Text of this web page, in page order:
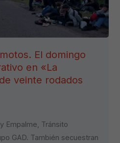
El domingo
en «La
veinte rodados
Empalme, Tránsito
GAD. También secuestran